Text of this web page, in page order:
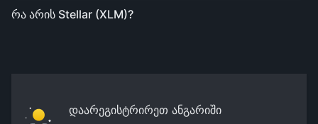
რა არის Stellar (XLM)?
დაარეგისტრირეთ ანგარიში